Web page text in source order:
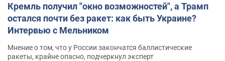
Кремль получил "окно возможностей", а Трамп
остался почти без ракет: как быть Украине?
Интервью с Мельником
Мнение о том, что у России закончатся баллистические
ракеты, крайне опасно, подчеркнул эксперт